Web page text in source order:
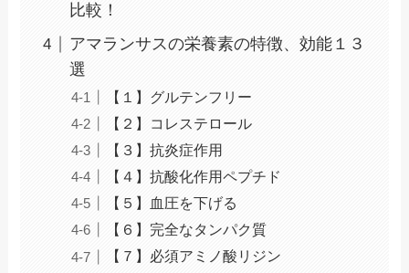
比較！
アマランサスの栄養素の特徴、効能１３
選
【１】グルテンフリー
【２】コレステロール
【３】抗炎症作用
【４】抗酸化作用ペプチド
【５】血圧を下げる
【６】完全なタンパク質
【７】必須アミノ酸リジン